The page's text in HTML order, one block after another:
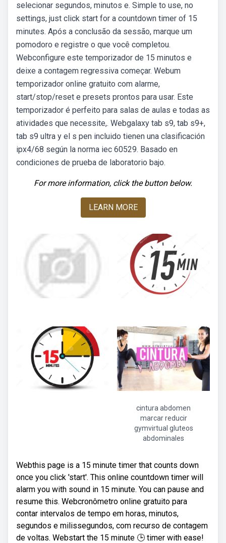
selecionar segundos, minutos e. Simple to use, no
settings, just click start for a countdown timer of 15
minutes. Após a conclusão da sessão, marque um
pomodoro e registre o que você completou.
Webconfigure este temporizador de 15 minutos e
deixe a contagem regressiva começar. Webum
temporizador online gratuito com alarme,
start/stop/reset e presets prontos para usar. Este
temporizador é perfeito para salas de aulas e todas as
atividades que necessite,. Webgalaxy tab s9, tab s9+,
tab s9 ultra y el s pen incluido tienen una clasificación
ipx4/68 según la norma iec 60529. Basado en
condiciones de prueba de laboratorio bajo.
For more information, click the button below.
LEARN MORE
cintura abdomen
marcar reducir
gymvirtual gluteos
abdominales
Webthis page is a 15 minute timer that counts down
once you click 'start'. This online countdown timer will
alarm you with sound in 15 minute. You can pause and
resume this. Webcronômetro online gratuito para
contar intervalos de tempo em horas, minutos,
segundos e milissegundos, com recurso de contagem
de voltas. Webstart the 15 minute 🕒 timer with ease!